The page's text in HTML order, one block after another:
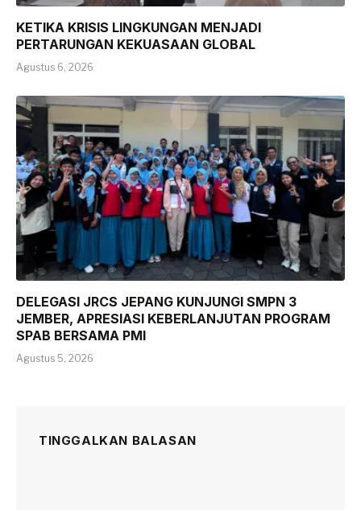
KETIKA KRISIS LINGKUNGAN MENJADI
PERTARUNGAN KEKUASAAN GLOBAL
Agustus 6, 2026
DELEGASI JRCS JEPANG KUNJUNGI SMPN 3
JEMBER, APRESIASI KEBERLANJUTAN PROGRAM
SPAB BERSAMA PMI
Agustus 5, 2026
TINGGALKAN BALASAN